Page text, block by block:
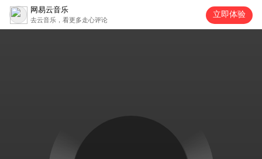
网易云音乐
去云音乐，看更多走心评论
立即体验